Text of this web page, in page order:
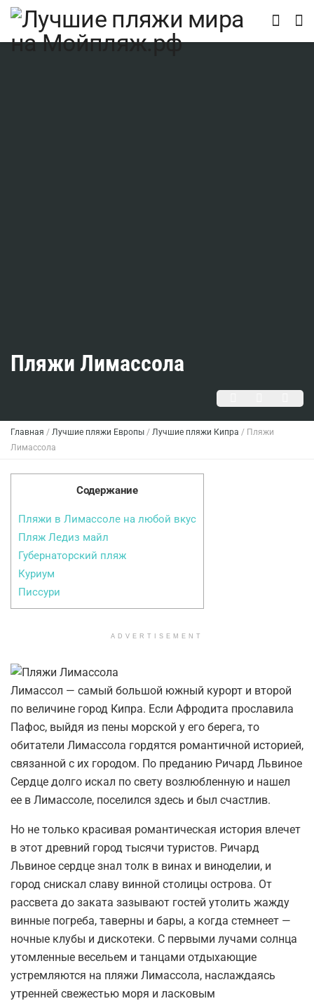
Пляжи Лимассола
Главная / Лучшие пляжи Европы / Лучшие пляжи Кипра / Пляжи
Лимассола
Содержание
Пляжи в Лимассоле на любой вкус
Пляж Ледиз майл
Губернаторский пляж
Куриум
Писсури
ADVERTISEMENT
Лимассол — самый большой южный курорт и второй
по величине город Кипра. Если Афродита прославила
Пафос, выйдя из пены морской у его берега, то
обитатели Лимассола гордятся романтичной историей,
связанной с их городом. По преданию Ричард Львиное
Сердце долго искал по свету возлюбленную и нашел
ее в Лимассоле, поселился здесь и был счастлив.
Но не только красивая романтическая история влечет
в этот древний город тысячи туристов. Ричард
Львиное сердце знал толк в винах и виноделии, и
город снискал славу винной столицы острова. От
рассвета до заката зазывают гостей утолить жажду
винные погреба, таверны и бары, а когда стемнеет —
ночные клубы и дискотеки. С первыми лучами солнца
утомленные весельем и танцами отдыхающие
устремляются на пляжи Лимассола, наслаждаясь
утренней свежестью моря и ласковым